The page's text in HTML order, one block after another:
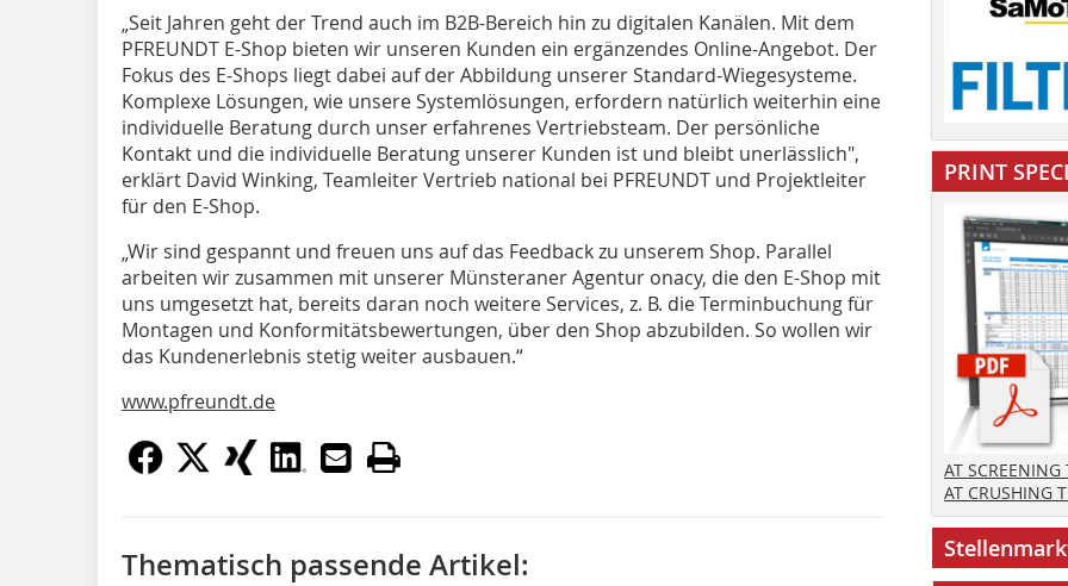
„Seit Jahren geht der Trend auch im B2B-Bereich hin zu digitalen Kanälen. Mit dem
PFREUNDT E-Shop bieten wir unseren Kunden ein ergänzendes Online-Angebot. Der
Fokus des E-Shops liegt dabei auf der Abbildung unserer Standard-Wiegesysteme.
Komplexe Lösungen, wie unsere Systemlösungen, erfordern natürlich weiterhin eine
individuelle Beratung durch unser erfahrenes Vertriebsteam. Der persönliche
Kontakt und die individuelle Beratung unserer Kunden ist und bleibt unerlässlich",
erklärt David Winking, Teamleiter Vertrieb national bei PFREUNDT und Projektleiter
für den E-Shop.
„Wir sind gespannt und freuen uns auf das Feedback zu unserem Shop. Parallel
arbeiten wir zusammen mit unserer Münsteraner Agentur onacy, die den E-Shop mit
uns umgesetzt hat, bereits daran noch weitere Services, z. B. die Terminbuchung für
Montagen und Konformitätsbewertungen, über den Shop abzubilden. So wollen wir
das Kundenerlebnis stetig weiter ausbauen.“
www.pfreundt.de
Thematisch passende Artikel:
PRINT
AT
AT CRUSHING